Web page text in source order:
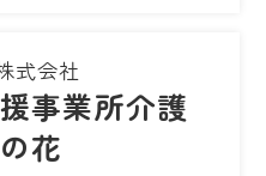
式会社
事業所介護
花